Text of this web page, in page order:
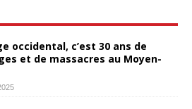
occidental, c’est 30 ans de
et de massacres au Moyen-